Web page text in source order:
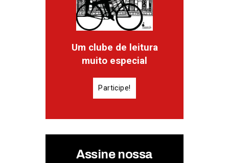
Um clube de leitura
muito especial
Participe!
Assine nossa